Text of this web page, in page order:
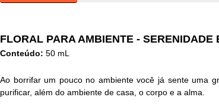
FLORAL PARA AMBIENTE - SERENIDADE
Conteúdo: 50 mL
Ao borrifar um pouco no ambiente você já sente uma
purificar, além do ambiente de casa, o corpo e a alma.